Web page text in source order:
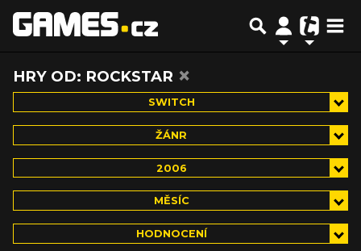
HRY OD: ROCKSTAR ×
SWITCH
ŽÁNR
2006
MĚSÍC
HODNOCENÍ